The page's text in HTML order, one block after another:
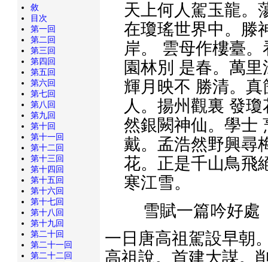
天上何人駕玉龍。
在瓊瑤世界中。滕
岸。 雲母作樓臺
園林別 是春。萬
輝月映不 勝清。
人。揚州觀裏 發
然銀闕神仙。學士
戴。孟浩然野興尋
花。正是千山鳥飛
寒江雪。
雪賦一篇吟好
一日唐高祖駕設早朝
高祖說。首建大謀。
敘
目次
第一回
第二回
第三回
第四回
第五回
第六回
第七回
第八回
第九回
第十回
第十一回
第十二回
第十三回
第十四回
第十五回
第十六回
第十七回
第十八回
第十九回
第二十回
第二十一回
第二十二回